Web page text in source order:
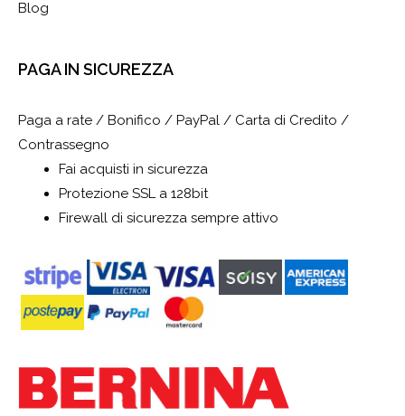
Blog
PAGA IN SICUREZZA
Paga a rate / Bonifico / PayPal / Carta di Credito /
Contrassegno
Fai acquisti in sicurezza
Protezione SSL a 128bit
Firewall di sicurezza sempre attivo